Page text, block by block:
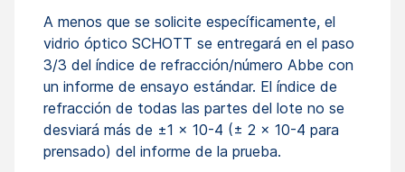
A menos que se solicite específicamente, el
vidrio óptico SCHOTT se entregará en el paso
3/3 del índice de refracción/número Abbe con
un informe de ensayo estándar. El índice de
refracción de todas las partes del lote no se
desviará más de ±1 x 10-4 (± 2 x 10-4 para
prensado) del informe de la prueba.